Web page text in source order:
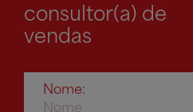
consultor(a) de
vendas
Nome: